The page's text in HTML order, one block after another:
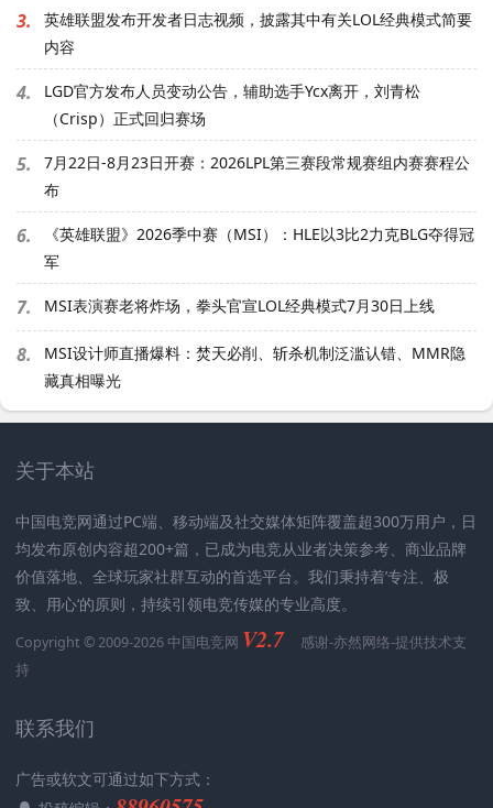
3.
英雄联盟发布开发者日志视频，披露其中有关LOL经典模式简要
内容
4.
LGD官方发布人员变动公告，辅助选手Ycx离开，刘青松
（Crisp）正式回归赛场
5.
7月22日-8月23日开赛：2026LPL第三赛段常规赛组内赛赛程公
布
6.
《英雄联盟》2026季中赛（MSI）：HLE以3比2力克BLG夺得冠
军
7. MSI表演赛老将炸场，拳头官宣LOL经典模式7月30日上线
8.
MSI设计师直播爆料：焚天必削、斩杀机制泛滥认错、MMR隐
藏真相曝光
关于本站
中国电竞网通过PC端、移动端及社交媒体矩阵覆盖超300万用户，日
均发布原创内容超200+篇，已成为电竞从业者决策参考、商业品牌
价值落地、全球玩家社群互动的首选平台。我们秉持着’专注、极
致、用心‘的原则，持续引领电竞传媒的专业高度。
Copyright © 2009-2026 中国电竞网 V2.7 感谢-亦然网络-提供技术支
持
联系我们
广告或软文可通过如下方式：